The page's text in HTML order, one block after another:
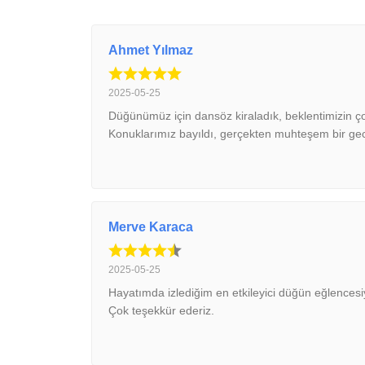
Ahmet Yılmaz
2025-05-25
Düğünümüz için dansöz kiraladık, beklentimizin
Konuklarımız bayıldı, gerçekten muhteşem bir
Merve Karaca
2025-05-25
Hayatımda izlediğim en etkileyici düğün
Çok teşekkür ederiz.